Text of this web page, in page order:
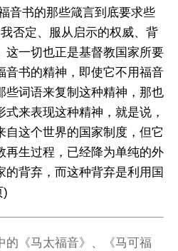
音书的那些箴言到底要求些
否定、服从启示的权威、背
这一切也正是基督教国家所要
音书的精神，即使它不用福音
些词语来复制这种精神，那也
式来表现这种精神，就是说，
自这个世界的国家制度，但它
再生过程，已经降为单纯的外
的背弃，而这种背弃是利用国
)
《马太福音》、《马可福